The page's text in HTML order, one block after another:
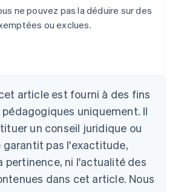
ne pouvez pas la déduire sur des
ou exclues.
article est fourni à des fins
uniquement. Il
un conseil juridique ou
garantit pas l'exactitude,
pertinence, ni l'actualité des
dans cet article. Nous
DeutschEnglish